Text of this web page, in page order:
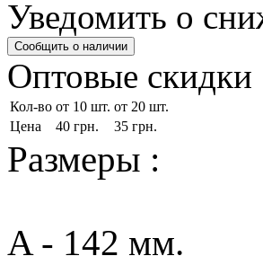
Уведомить о
Оптовые скидки
Кол-во от 10 шт. от 20 шт.
Цена
40 грн. 35 грн.
Размеры :
A - 142 мм.